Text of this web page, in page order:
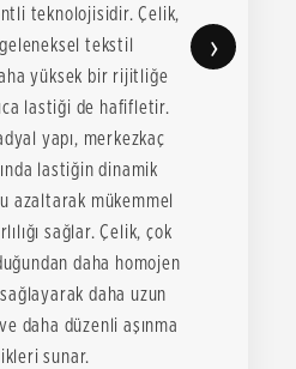
teknolojisidir. Çelik,
tekstil
yüksek bir rijitliğe
lastiği de hafifletir.
yapı, merkezkaç
lastiğin dinamik
azaltarak mükemmel
sağlar. Çelik, çok
daha homojen
sağlayarak daha uzun
daha düzenli aşınma
sunar.
›